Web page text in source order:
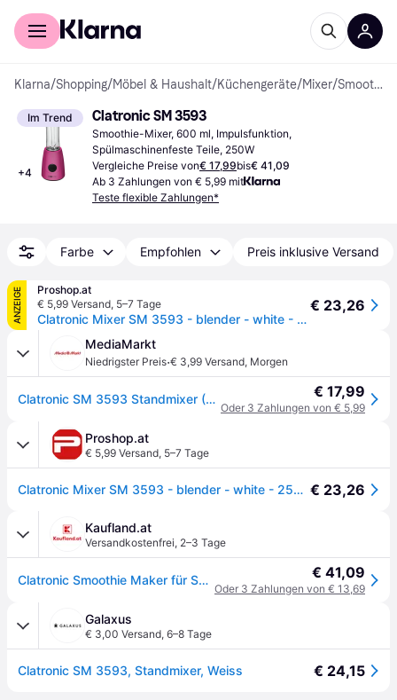
Für Shopper
Klarna/Shopping/Möbel & Haushalt/Küchengeräte/Mixer/ Smoothie-Mixer
Im Trend
+4
Clatronic SM 3593
Smoothie-Mixer, 600 ml, Impulsfunktion,
Spülmaschinenfeste Teile, 250W
Vergleiche Preise von€ 17,99bis€ 41,09
Ab 3 Zahlungen von € 5,99 mit
Teste flexible Zahlungen*
Farbe Empfohlen Preis inklusive Versand
ANZEIGE
Proshop.at
€ 5,99 Versand, 5–7 Tage
Clatronic Mixer SM 3593 - blender - white - 250 W
€ 23,26
MediaMarkt
Niedrigster Preis·€ 3,99 Versand, Morgen
Clatronic SM 3593 Standmixer (Weiß, 250 Watt, 0.6 l) € 17,99
Oder 3 Zahlungen von € 5,99
Proshop.at
€ 5,99 Versand, 5–7 Tage
Clatronic Mixer SM 3593 - blender - white - 250 W € 23,26
Kaufland.at
Versandkostenfrei, 2–3 Tage
Clatronic Smoothie Maker für Smoothies & Shakes | Mixbehälter als Trinkbecher zu verwenden | Mixer zum Pürieren, Zerkleinern & Shaken | SM 3593 weiß € 41,09
Oder 3 Zahlungen von € 13,69
Galaxus
€ 3,00 Versand, 6–8 Tage
Clatronic SM 3593, Standmixer, Weiss € 24,15